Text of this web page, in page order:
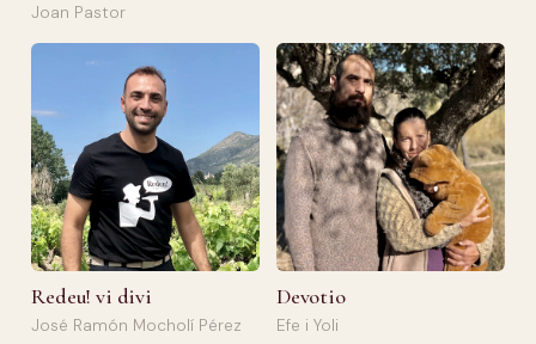
Joan Pastor
Redeu! vi divi
José Ramón Mocholí Pérez
Devotio
Efe i Yoli